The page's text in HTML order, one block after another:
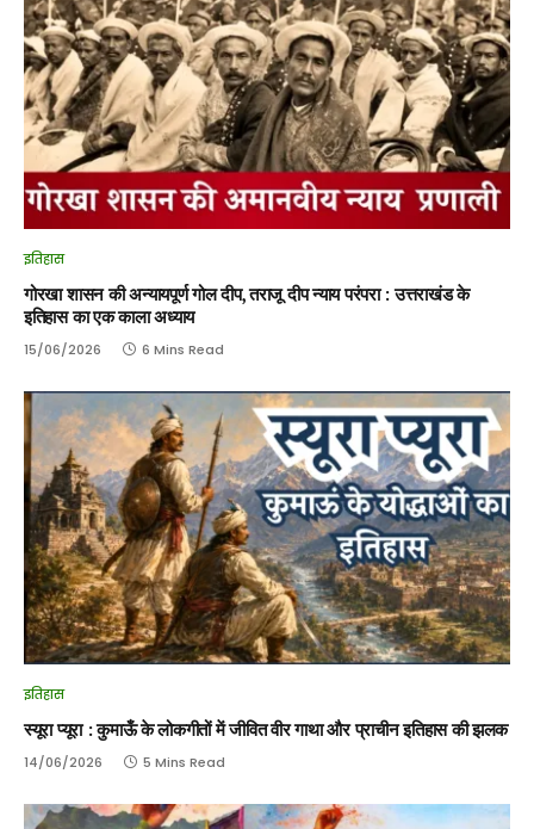
इतिहास
गोरखा शासन की अन्यायपूर्ण गोल दीप, तराजू दीप न्याय परंपरा : उत्तराखंड के
इतिहास का एक काला अध्याय
15/06/2026 6 Mins Read
इतिहास
स्यूरा प्यूरा : कुमाऊँ के लोकगीतों में जीवित वीर गाथा और प्राचीन इतिहास की झलक
14/06/2026 5 Mins Read